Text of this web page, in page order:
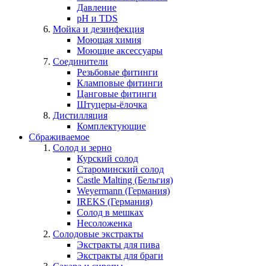
Давление
pH и TDS
Мойка и дезинфекция
Моющая химия
Моющие аксессуары
Соединители
Резьбовые фитинги
Кламповые фитинги
Цанговые фитинги
Штуцеры-ёлочка
Дистилляция
Комплектующие
Сбраживаемое
Солод и зерно
Курский солод
Староминский солод
Castle Malting (Бельгия)
Weyermann (Германия)
IREKS (Германия)
Солод в мешках
Несоложенка
Солодовые экстракты
Экстракты для пива
Экстракты для браги